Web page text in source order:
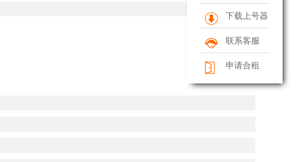
下载上号器
联系客服
申请合租